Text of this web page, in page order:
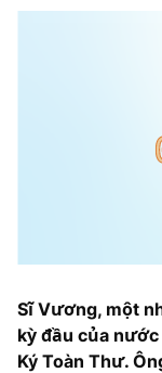
Sĩ Vương, một
kỳ đầu của
Ký Toàn Thư.